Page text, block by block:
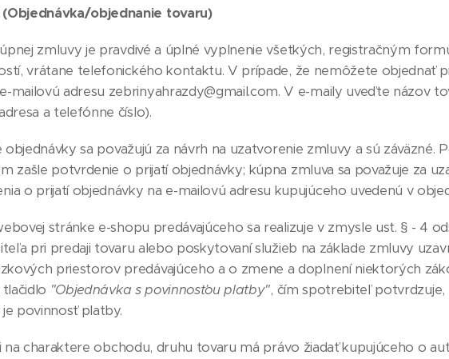
objednanie tovaru)
zmluvy je pravdivé a úplné vyplnenie všetkých, registračným
vrátane telefonického kontaktu. V prípade, že nemôžete objednať
mailovú adresu zebrinyahrazdy@gmail.com. V e-maily uveďte názov
a telefónne číslo).
sa považujú za návrh na uzatvorenie zmluvy a sú záväzné.
zašle potvrdenie o prijatí objednávky; kúpna zmluva sa považuje za
o prijatí objednávky na e-mailovú adresu kupujúceho uvedenú v
stránke e-shopu predávajúceho sa realizuje v zmysle ust. § - 4
pri predaji tovaru alebo poskytovaní služieb na základe zmluvy
priestorov predávajúceho a o zmene a doplnení niektorých
"Objednávka s povinnosťou platby", čím spotrebiteľ
povinnosť platby.
na charaktere obchodu, druhu tovaru má právo žiadať kupujúceho o